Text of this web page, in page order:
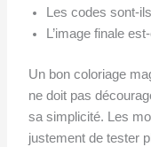
Les codes sont-
L’image finale
Un bon coloriage
ne doit pas
sa simplicité. Les
justement de tester